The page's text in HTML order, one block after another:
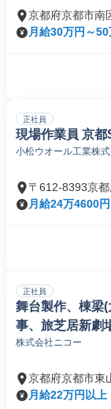
京都府京都市南
月給30万円～50
正社員
現場作業員 京都
小松ウオール工業株
〒612-8393京都
町
月給24万4600
正社員
舞台製作、棟梁
事、旅芝居新劇
株式会社ニコー
京都府京都市東
月給22万円以上